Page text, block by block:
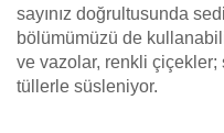
sayınız doğrultusunda
bölümümüzü de
ve vazolar, renkli çiçekler;
tüllerle süsleniyor.